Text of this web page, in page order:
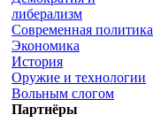
либерализм
Современная политика
Экономика
История
Оружие и технологии
Вольным слогом
Партнёры